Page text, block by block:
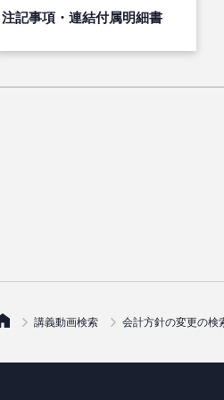
注記事項・連結付属明細書
講義動画検索 会計方針の変更の検